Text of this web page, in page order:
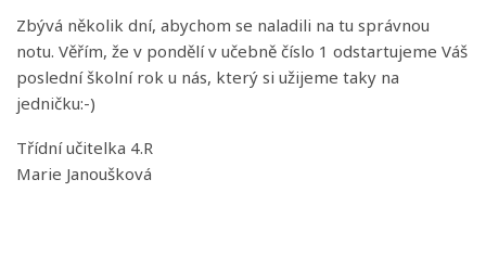
Zbývá několik dní, abychom se naladili na tu správnou
notu. Věřím, že v pondělí v učebně číslo 1 odstartujeme Váš
poslední školní rok u nás, který si užijeme taky na
jedničku:-)
Třídní učitelka 4.R
Marie Janoušková